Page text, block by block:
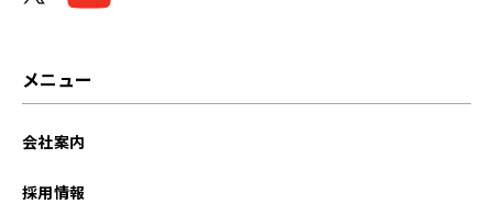
メニュー
会社案内
採用情報